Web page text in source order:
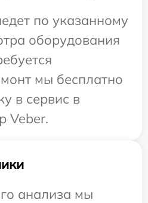
по указанному
оборудования
мы бесплатно
в сервис в
Veber.
анализа мы